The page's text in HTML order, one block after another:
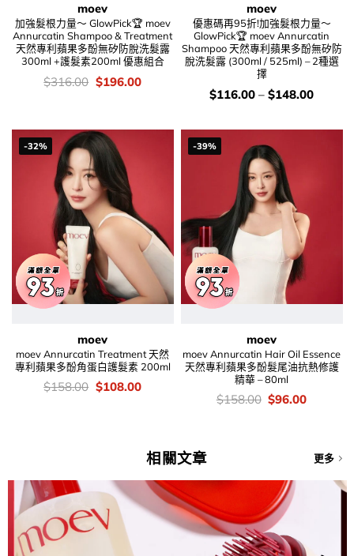
moev
加強髮根力量～ GlowPick🏆 moev
Annurcatin Shampoo & Treatment
天然專利蘋果多酚無矽防脫洗髮露
300ml +護髮素200ml 優惠組合
價
錢：
$316.00 Original
price
$196.00Current
moev
優惠碼再95折!加強髮根力量～
GlowPick🏆 moev Annurcatin
Shampoo 天然專利蘋果多酚無矽防
脫洗髮露 (300ml / 525ml) – 2種選
擇
價
錢：
$116.00 – $148.00
-32%
moev
moev Annurcatin Treatment 天然
專利蘋果多酚角蛋白護髮素 200ml
價
$158.00 Original
$108.00Current
-39%
moev
moev Annurcatin Hair Oil Essence
天然專利蘋果多酚髮尾油抗熱修護
精華 – 80ml
價
$158.00 Original
$96.00Current
相關文章 更多